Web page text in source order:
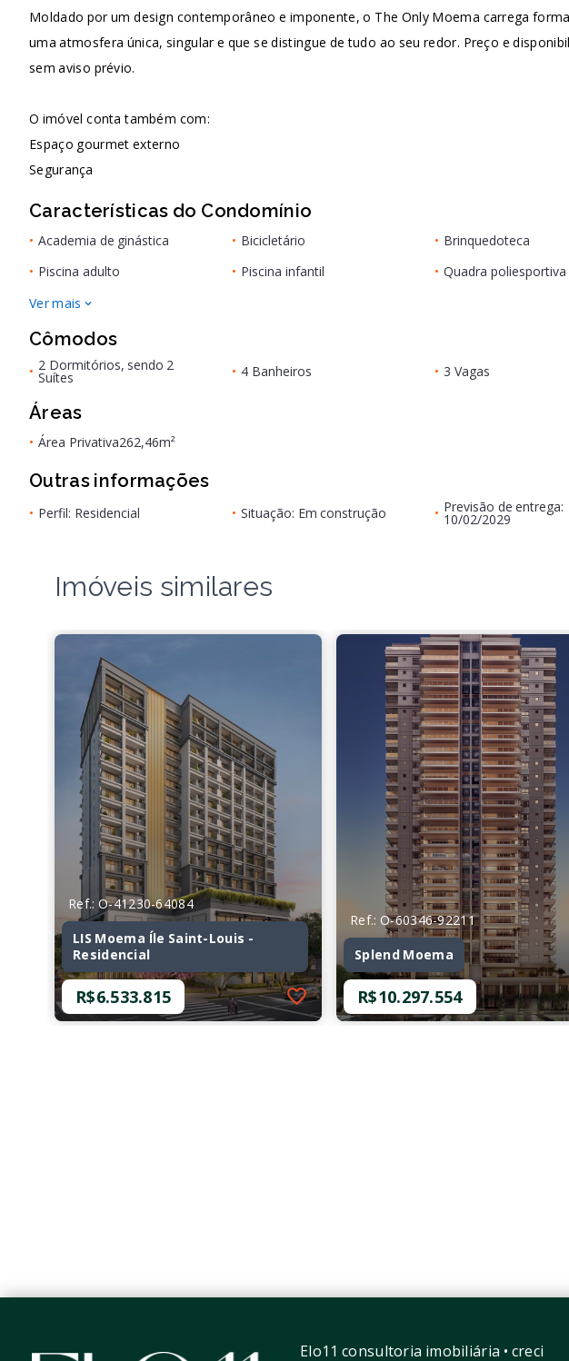
Moldado por um design contemporâneo e imponente, o The Only Moema carrega
uma atmosfera única, singular e que se distingue de tudo ao seu redor. Preço e
sem aviso prévio.
O imóvel conta também com:
Espaço gourmet externo
Segurança
Características do Condomínio
• Academia de ginástica • Bicicletário • Brinquedoteca
• Piscina adulto • Piscina infantil • Quadra poliesportiva
Ver mais
Cômodos
• 2 Dormitórios, sendo 2
Suítes • 4 Banheiros • 3 Vagas
Áreas
• Área Privativa262,46m²
Outras informações
• Perfil: Residencial • Situação: Em construção • Previsão de entrega:
10/02/2029
Imóveis similares
Ref.: O-41230-64084
LIS Moema Íle Saint-Louis -
Residencial
R$6.533.815
Ref.: O-60346-92211
Splend Moema
R$10.297.554
Elo11 consultoria imobiliária • creci